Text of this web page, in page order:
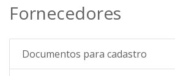
Fornecedores
Documentos para cadastro